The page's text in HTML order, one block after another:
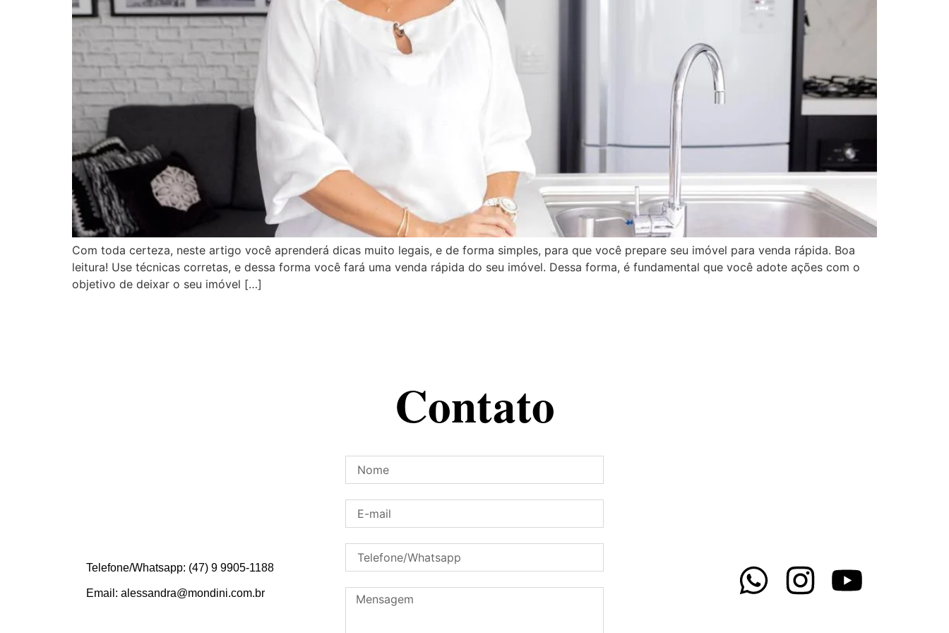
Com toda certeza, neste artigo você aprenderá dicas muito legais, e de forma simples, para que você prepare seu imóvel para venda rápida. Boa
leitura! Use técnicas corretas, e dessa forma você fará uma venda rápida do seu imóvel. Dessa forma, é fundamental que você adote ações com o
objetivo de deixar o seu imóvel […]
Contato
Telefone/Whatsapp: (47) 9 9905-1188
Email: alessandra@mondini.com.br